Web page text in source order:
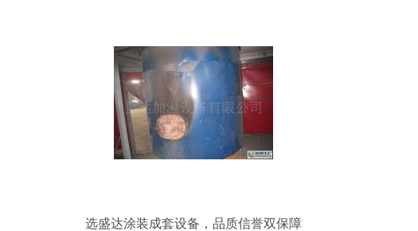
选盛达涂装成套设备，品质信誉双保障